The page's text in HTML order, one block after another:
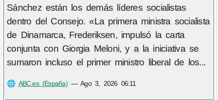
Sánchez están los demás líderes socialistas
dentro del Consejo. «La primera ministra socialista
de Dinamarca, Frederiksen, impulsó la carta
conjunta con Giorgia Meloni, y a la iniciativa se
sumaron incluso el primer ministro liberal de los...
🌐 ABC.es (España)—Ago 3, 2026 06:11